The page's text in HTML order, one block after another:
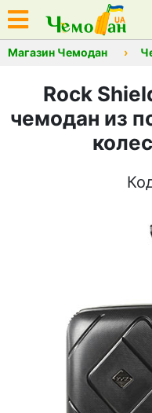
Магазин Чемодан
Rock
чемодан из